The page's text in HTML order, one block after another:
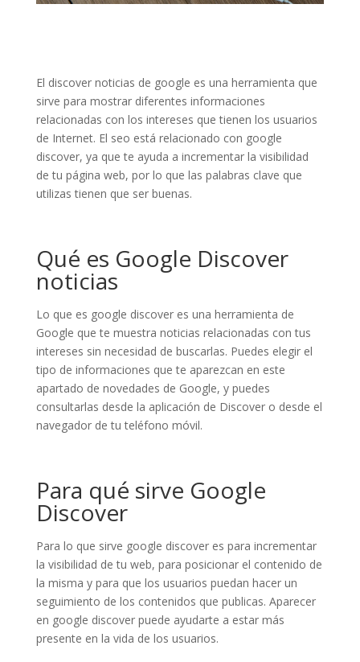
El discover noticias de google es una herramienta que
sirve para mostrar diferentes informaciones
relacionadas con los intereses que tienen los usuarios
de Internet. El seo está relacionado con google
discover, ya que te ayuda a incrementar la visibilidad
de tu página web, por lo que las palabras clave que
utilizas tienen que ser buenas.
Qué es Google Discover
noticias
Lo que es google discover es una herramienta de
Google que te muestra noticias relacionadas con tus
intereses sin necesidad de buscarlas. Puedes elegir el
tipo de informaciones que te aparezcan en este
apartado de novedades de Google, y puedes
consultarlas desde la aplicación de Discover o desde el
navegador de tu teléfono móvil.
Para qué sirve Google
Discover
Para lo que sirve google discover es para incrementar
la visibilidad de tu web, para posicionar el contenido de
la misma y para que los usuarios puedan hacer un
seguimiento de los contenidos que publicas. Aparecer
en google discover puede ayudarte a estar más
presente en la vida de los usuarios.